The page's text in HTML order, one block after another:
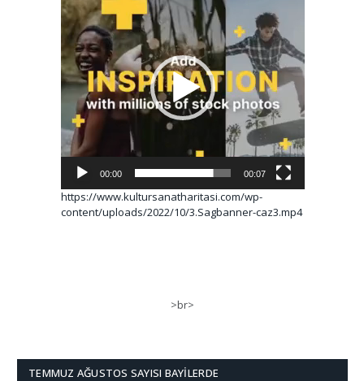
oynatıcı
00:00 00:07
https://www.kultursanatharitasi.com/wp-
content/uploads/2022/10/3.Sagbanner-caz3.mp4
>br>
TEMMUZ AĞUSTOS SAYISI BAYILERDE